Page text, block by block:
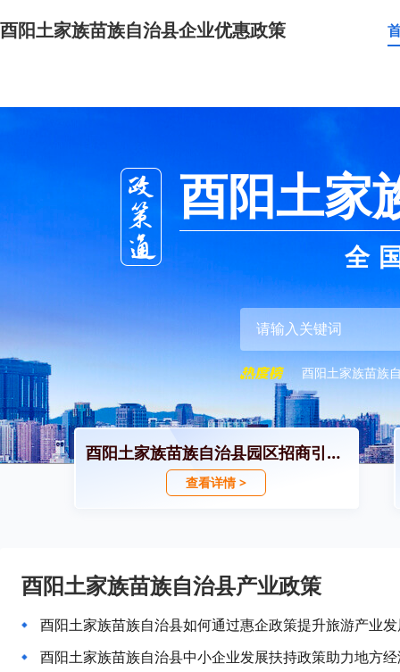
酉阳土家族苗族自治县企业优惠政策
酉阳土家
全
酉阳土家族苗族
酉阳土家族苗族自治县园区招商引资政策
查看详情 >
酉阳土家族苗族自治县产业政策
酉阳土家族苗族自治县如何通过惠企政策提升旅游产业
酉阳土家族苗族自治县中小企业发展扶持政策助力地方